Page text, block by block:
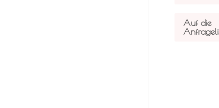
Auf die